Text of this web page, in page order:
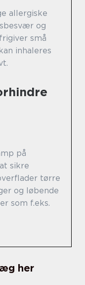
allergiske
og
små
inhaleres
på
sikre
tørre
og løbende
som f.eks.
her